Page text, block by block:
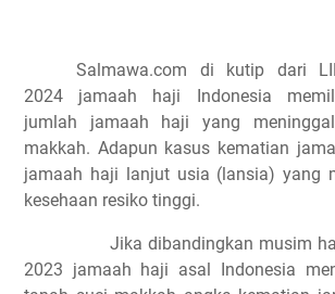
Salmawa.com di kutip dari
2024 jamaah haji Indonesia
jumlah jamaah haji yang
makkah. Adapun kasus kematian
jamaah haji lanjut usia (lansia) yang
kesehaan resiko tinggi.
Jika dibandingkan musim
2023 jamaah haji asal Indonesia